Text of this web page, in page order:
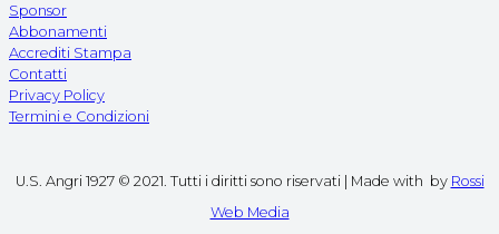
Sponsor
Abbonamenti
Accrediti Stampa
Contatti
Privacy Policy
Termini e Condizioni
U.S. Angri 1927 © 2021. Tutti i diritti sono riservati | Made with by Rossi
Web Media